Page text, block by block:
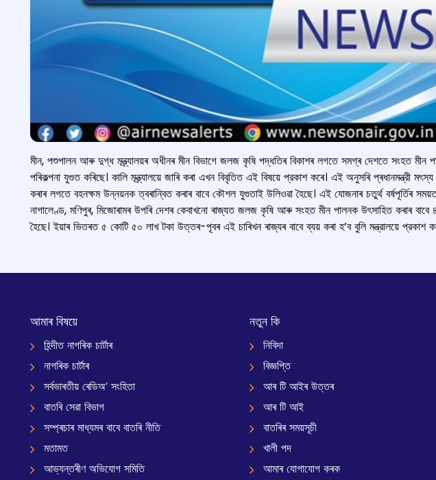
মীন, পশুপালন আৰু দুগ্ধ মন্ত্ৰ্যালয়ৰ অধীনৰ মীন বিভাগে জলজ কৃষি পদ্ধতিৰ বিকাশৰ লগতে সমগ্ৰ দেশতে সংহত মীন
পৰিকল্পনা যুগুত কৰিছে। কালি মন্ত্ৰ্যালয়ে জাৰি কৰা এখন বিবৃতিত এই বিষয়ে প্রকাশ কৰে। এই অনুসৰি প্ৰধানমন্ত্রী
কৰাৰ লগতে বহনক্ষম উন্নয়নক ত্বৰান্বিত কৰাৰ বাবে কৌশল যুগুতাই উলিওৱা হৈছে। এই যোজনাৰ চতুর্থ বর্ষপূৰ্তিৰ
নাগালেণ্ড, মণিপুৰ, মিজোৰামৰ উপৰি দেশৰ কেবাখনো ৰাজ্যত জলজ কৃষি আৰু সংহত মীন পালনক উৎসাহিত কৰাৰ
হৈছে। ইয়াৰ ভিতৰত ৫ কোটি ৫০ লাখ টকা উত্তৰ-পূবৰ এই চাৰিখন ৰাজ্যৰ বাবে ব্যয় কৰা হ’ব বুলি মন্ত্রালয়ে প্রকাশ
আমাৰ বিষয়ে
হিন্দীত নাগৰিক চাৰ্টাৰ
নাগৰিক চাৰ্টাৰ
সৰ্বভাৰতীয় ৰেডিঅ’ সংহিতা
বাতৰি সেৱা বিভাগ
সম্প্ৰচাৰ মাধ্যমৰ বাবে বাতৰি নীতি
মতামত
আভ্যন্তৰীণ অভিযোগ সমিতি
নতুন কি
নিবিদা
বিজ্ঞপ্তি
আৰ টি আইৰ উত্তৰ
আৰ টি আই
বাতৰিৰ সময়সূচী
খালী পদ
আমাৰ যোগাযোগ কৰক